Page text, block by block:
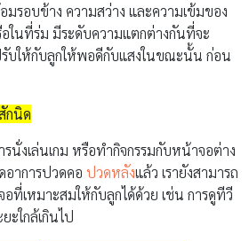
รอบข้าง ความสว่าง และความเข้มของ
ในที่ร่ม มีระดับความแตกต่างกันที่จะ
รับให้กับลูกให้พอดีกับแสงในขณะนั้น ก่อน
กนิด
รนั่งเล่นเกม หรือทำกิจกรรมกับหน้าจอต่าง
อาการปวดคอ ปวดหลังแล้ว เรายังสามารถ
ที่เหมาะสมให้กับลูกได้ด้วย เช่น การดูทีวี
ะใกล้เกินไป